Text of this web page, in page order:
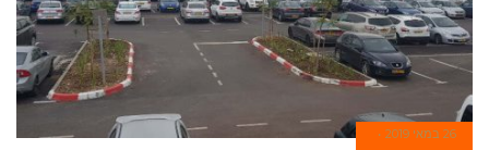
26 במאי 2019